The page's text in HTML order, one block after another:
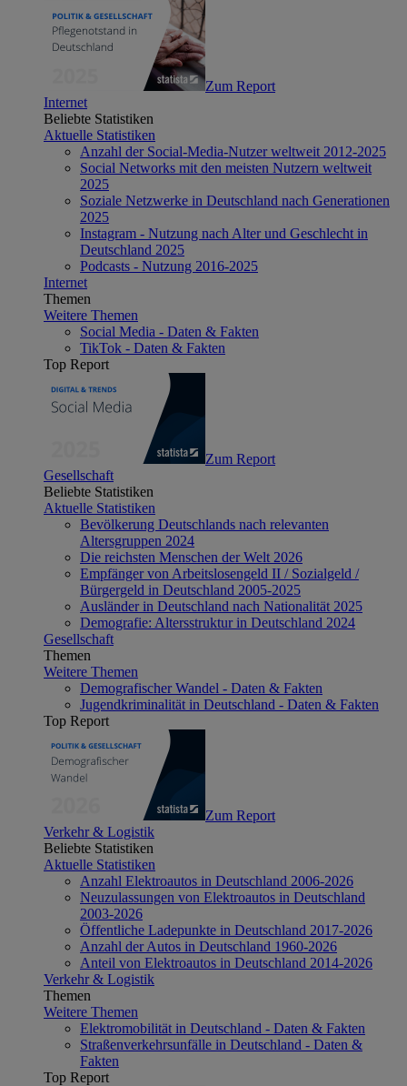
Zum Report
Internet
Beliebte Statistiken
Aktuelle Statistiken
Anzahl der Social-Media-Nutzer weltweit 2012-2025
Social Networks mit den meisten Nutzern weltweit
2025
Soziale Netzwerke in Deutschland nach Generationen
2025
Instagram - Nutzung nach Alter und Geschlecht in
Deutschland 2025
Podcasts - Nutzung 2016-2025
Internet
Themen
Weitere Themen
Social Media - Daten & Fakten
TikTok - Daten & Fakten
Top Report
Zum Report
Gesellschaft
Beliebte Statistiken
Aktuelle Statistiken
Bevölkerung Deutschlands nach relevanten
Altersgruppen 2024
Die reichsten Menschen der Welt 2026
Empfänger von Arbeitslosengeld II / Sozialgeld /
Bürgergeld in Deutschland 2005-2025
Ausländer in Deutschland nach Nationalität 2025
Demografie: Altersstruktur in Deutschland 2024
Gesellschaft
Themen
Weitere Themen
Demografischer Wandel - Daten & Fakten
Jugendkriminalität in Deutschland - Daten & Fakten
Top Report
Zum Report
Verkehr & Logistik
Beliebte Statistiken
Aktuelle Statistiken
Anzahl Elektroautos in Deutschland 2006-2026
Neuzulassungen von Elektroautos in Deutschland
2003-2026
Öffentliche Ladepunkte in Deutschland 2017-2026
Anzahl der Autos in Deutschland 1960-2026
Anteil von Elektroautos in Deutschland 2014-2026
Verkehr & Logistik
Themen
Weitere Themen
Elektromobilität in Deutschland - Daten & Fakten
Straßenverkehrsunfälle in Deutschland - Daten &
Fakten
Top Report